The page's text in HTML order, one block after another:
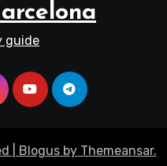
guide
Blogusby Themeansar.